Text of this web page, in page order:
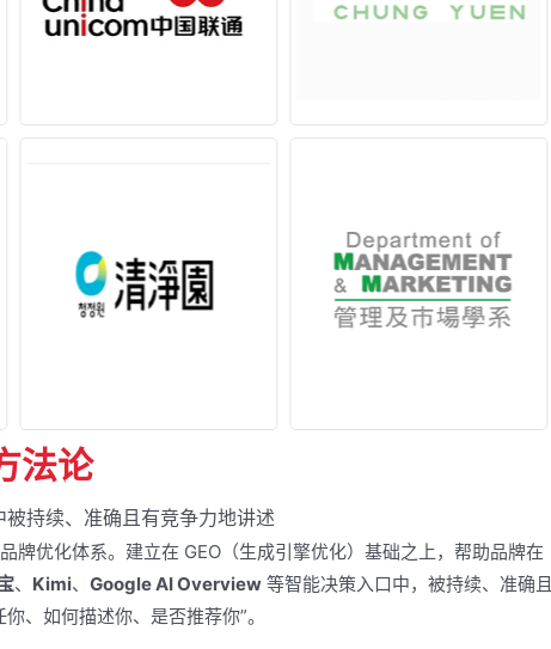
法论
持续、准确且有竞争力地讲述
牌优化体系。建立在 GEO（生成引擎优化）基础之上，帮助品牌在
、 Kimi、 Google AI Overview 等智能决策入口中，被持续、准确
、如何描述你、是否推荐你”。